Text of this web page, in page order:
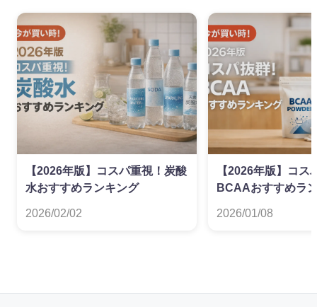
【2026年版】コスパ重視！炭酸
水おすすめランキング
2026/02/02
【2026年版】コス
BCAAおすすめラ
2026/01/08